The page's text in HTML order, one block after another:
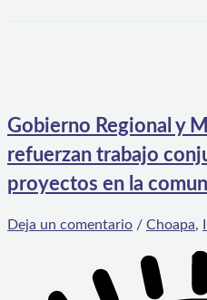
Gobierno Regional y
refuerzan trabajo
proyectos en la
Deja un comentario / Choapa,